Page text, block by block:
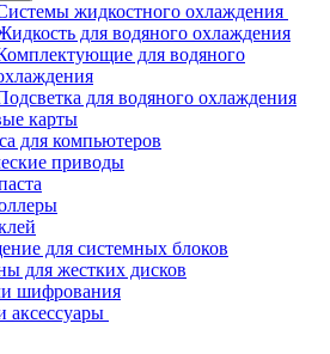
жидкостного охлаждения
для водяного охлаждения
для водяного
для водяного охлаждения
карты
для компьютеров
приводы
для системных блоков
для жестких дисков
шифрования
аксессуары